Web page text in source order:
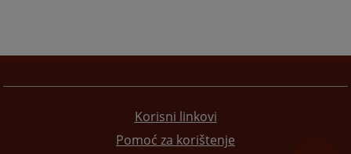
Korisni linkovi
Pomoć za korištenje